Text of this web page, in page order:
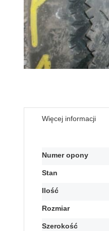
Więcej informacji
Więcej
Numer opony
Stan
Ilość
Rozmiar
Szerokość